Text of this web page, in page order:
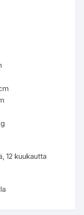
12 kuukautta